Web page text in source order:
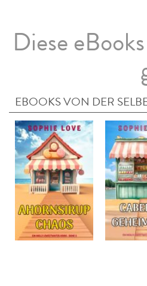
Diese
EBOOKS VON DER